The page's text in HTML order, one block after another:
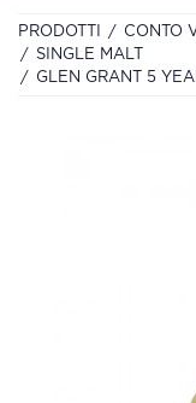
PRODOTTI
CONTO
SINGLE MALT
GLEN GRANT 5